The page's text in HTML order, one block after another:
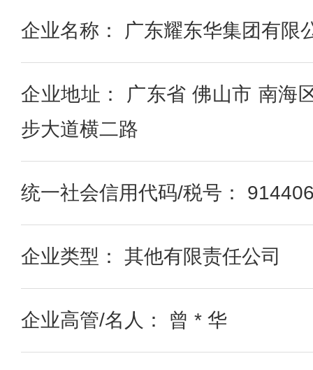
企业名称： 广东耀东华集团有限
企业地址： 广东省 佛山市 南海
步大道横二路
统一社会信用代码/税号：
企业类型： 其他有限责任公司
企业高管/名人： 曾 * 华